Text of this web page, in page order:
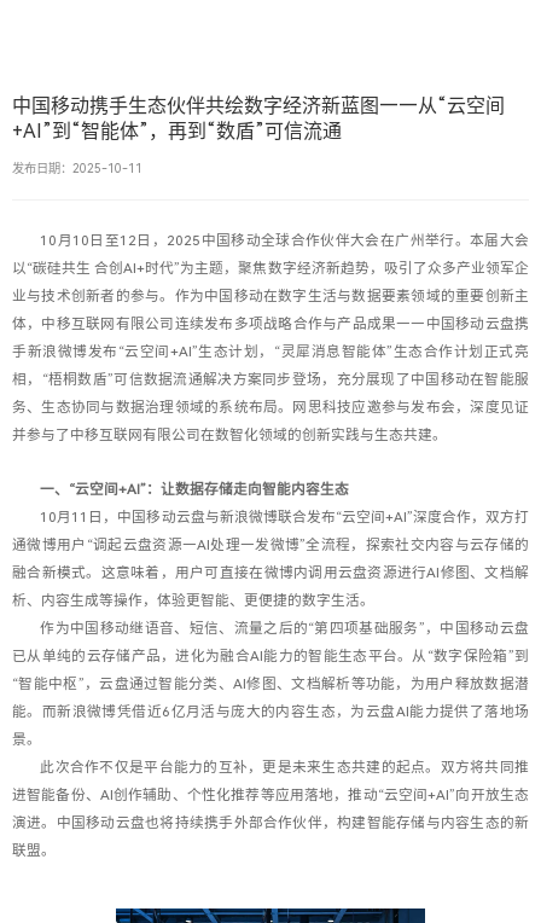
中国移动携手生态伙伴共绘数字经济新蓝图——从“云空间
+AI”到“智能体”，再到“数盾”可信流通
发布日期：2025-10-11
10月10日至12日，2025中国移动全球合作伙伴大会在广州举行。本届大会
以“碳硅共生 合创AI+时代”为主题，聚焦数字经济新趋势，吸引了众多产业领军企
业与技术创新者的参与。作为中国移动在数字生活与数据要素领域的重要创新主
体，中移互联网有限公司连续发布多项战略合作与产品成果——中国移动云盘携
手新浪微博发布“云空间+AI”生态计划，“灵犀消息智能体”生态合作计划正式亮
相，“梧桐数盾”可信数据流通解决方案同步登场，充分展现了中国移动在智能服
务、生态协同与数据治理领域的系统布局。网思科技应邀参与发布会，深度见证
并参与了中移互联网有限公司在数智化领域的创新实践与生态共建。
一、“云空间+AI”：让数据存储走向智能内容生态
10月11日，中国移动云盘与新浪微博联合发布“云空间+AI”深度合作，双方打
通微博用户“调起云盘资源—AI处理—发微博”全流程，探索社交内容与云存储的
融合新模式。这意味着，用户可直接在微博内调用云盘资源进行AI修图、文档解
析、内容生成等操作，体验更智能、更便捷的数字生活。
作为中国移动继语音、短信、流量之后的“第四项基础服务”，中国移动云盘
已从单纯的云存储产品，进化为融合AI能力的智能生态平台。从“数字保险箱”到
“智能中枢”，云盘通过智能分类、AI修图、文档解析等功能，为用户释放数据潜
能。而新浪微博凭借近6亿月活与庞大的内容生态，为云盘AI能力提供了落地场
景。
此次合作不仅是平台能力的互补，更是未来生态共建的起点。双方将共同推
进智能备份、AI创作辅助、个性化推荐等应用落地，推动“云空间+AI”向开放生态
演进。中国移动云盘也将持续携手外部合作伙伴，构建智能存储与内容生态的新
联盟。